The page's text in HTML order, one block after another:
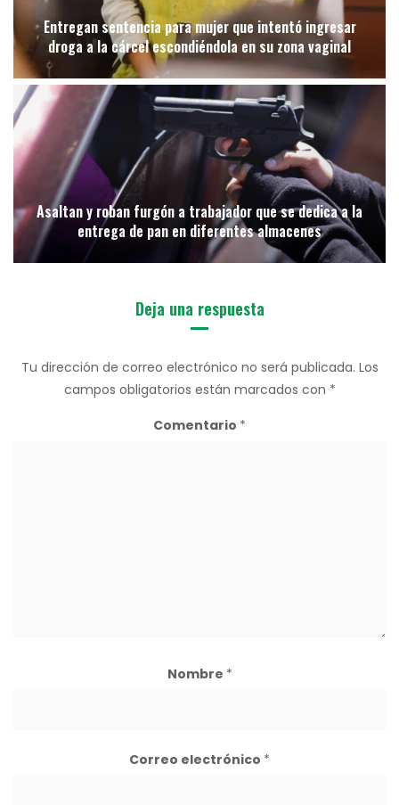
Entregan sentencia para mujer que intentó ingresar
droga a la cárcel escondiéndola en su zona vaginal
Asaltan y roban furgón a trabajador que se dedica a la
entrega de pan en diferentes almacenes
Deja una respuesta
Tu dirección de correo electrónico no será publicada. Los
campos obligatorios están marcados con *
Comentario *
Nombre *
Correo electrónico *